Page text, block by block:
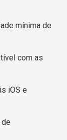
mínima de
com as
iOS e